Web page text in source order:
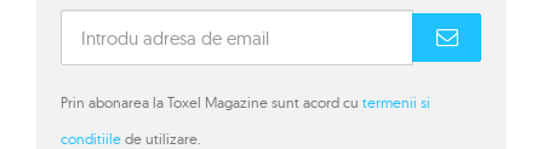
Prin abonarea la Toxel Magazine sunt acord cu termenii si
conditiile de utilizare.